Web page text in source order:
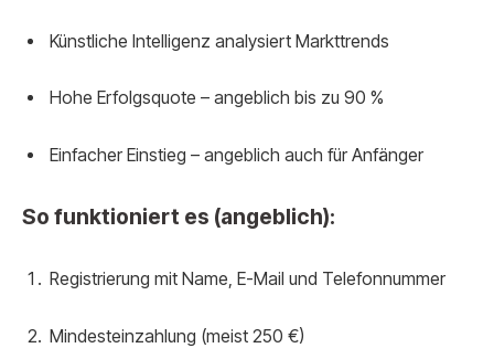
Künstliche Intelligenz analysiert Markttrends
Hohe Erfolgsquote – angeblich bis zu 90 %
Einfacher Einstieg – angeblich auch für Anfänger
So funktioniert es (angeblich):
Registrierung mit Name, E-Mail und Telefonnummer
Mindesteinzahlung (meist 250 €)